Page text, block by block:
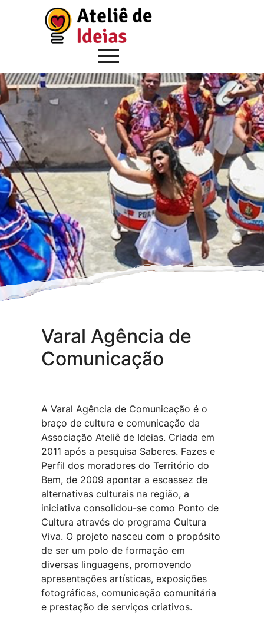
Varal Agência de
Comunicação
A Varal Agência de Comunicação é o
braço de cultura e comunicação da
Associação Ateliê de Ideias. Criada em
2011 após a pesquisa Saberes. Fazes e
Perfil dos moradores do Território do
Bem, de 2009 apontar a escassez de
alternativas culturais na região, a
iniciativa consolidou-se como Ponto de
Cultura através do programa Cultura
Viva. O projeto nasceu com o propósito
de ser um polo de formação em
diversas linguagens, promovendo
apresentações artísticas, exposições
fotográficas, comunicação comunitária
e prestação de serviços criativos.